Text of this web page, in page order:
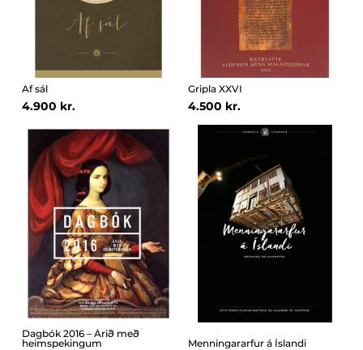
Af sál
4.900 kr.
Gripla XXVI
4.500 kr.
Dagbók 2016 – Árið með
heimspekingum
Menningararfur á Íslandi